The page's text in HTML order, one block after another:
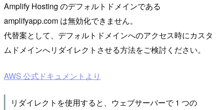
Amplify Hosting のデフォルトドメインである
amplifyapp.com は無効化できません。
代替案として、デフォルトドメインへのアクセス時にカスタ
ムドメインへリダイレクトさせる方法をご検討ください。
AWS 公式ドキュメントより
リダイレクトを使用すると、ウェブサーバーで 1 つの